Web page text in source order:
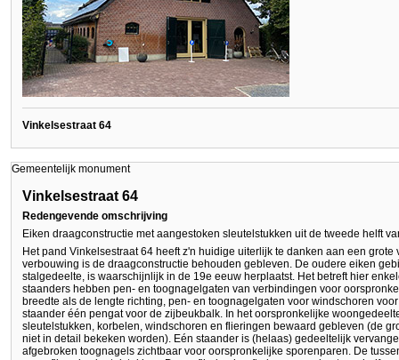
Vinkelsestraat 64
Gemeentelijk monument
Vinkelsestraat 64
Redengevende omschrijving
Eiken draagconstructie met aangestoken sleutelstukken uit de tweede helft
Het pand Vinkelsestraat 64 heeft z'n huidige uiterlijk te danken aan een
verbouwing is de draagconstructie behouden gebleven. De oudere eiken
stalgedeelte, is waarschijnlijk in de 19e eeuw herplaatst. Het betreft hier
staanders hebben pen- en toognagelgaten van verbindingen voor
breedte als de lengte richting, pen- en toognagelgaten voor windschoren
staander één pengat voor de zijbeukbalk. In het oorspronkelijke
sleutelstukken, korbelen, windschoren en flieringen bewaard gebleven (de
niet in detail bekeken worden). Eén staander is (helaas) gedeeltelijk
afgebroken toognagels zichtbaar voor oorspronkelijke sporenparen. De